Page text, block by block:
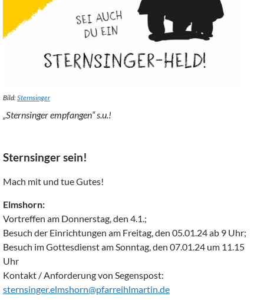
Bild:Sternsinger
„Sternsinger empfangen“ s.u.!
Sternsinger sein!
Mach mit und tue Gutes!
Elmshorn:
Vortreffen am Donnerstag, den 4.1.;
Besuch der Einrichtungen am Freitag, den 05.01.24 ab 9 Uhr;
Besuch im Gottesdienst am Sonntag, den 07.01.24 um 11.15
Uhr
Kontakt / Anforderung von Segenspost:
sternsinger.elmshorn@pfarreihlmartin.de